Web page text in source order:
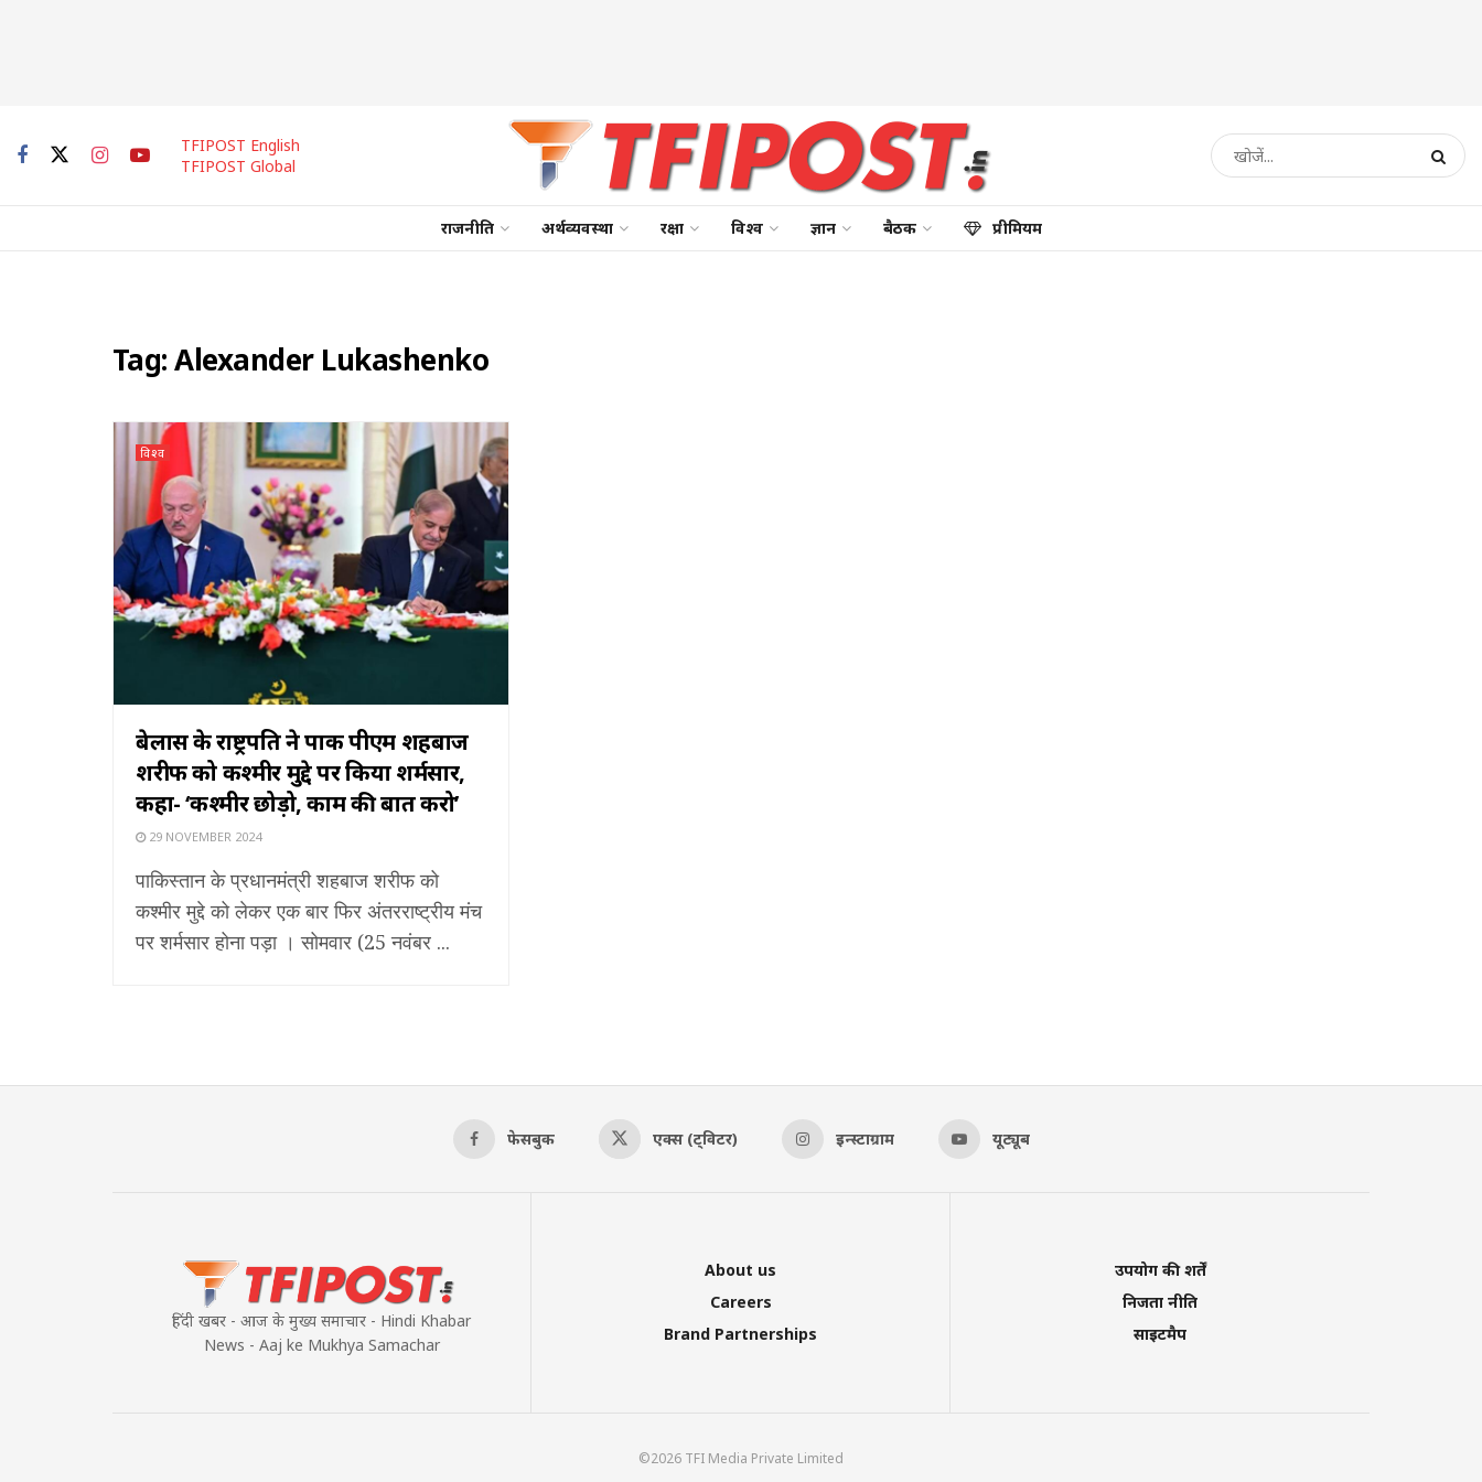
TFIPOST English
TFIPOST Global
राजनीति अर्थव्यवस्था रक्षा विश्व ज्ञान बैठक प्रीमियम
Tag:Alexander Lukashenko
विश्व
बेलारूस के राष्ट्रपति ने पाक पीएम शहबाज
शरीफ को कश्मीर मुद्दे पर किया शर्मसार,
कहा- ‘कश्मीर छोड़ो, काम की बात करो’
29 NOVEMBER 2024
पाकिस्तान के प्रधानमंत्री शहबाज शरीफ को
कश्मीर मुद्दे को लेकर एक बार फिर अंतरराष्ट्रीय मंच
पर शर्मसार होना पड़ा । सोमवार (25 नवंबर ...
फेसबुक एक्स (ट्विटर) इन्स्टाग्राम यूट्यूब
हिंदी खबर - आज के मुख्य समाचार - Hindi Khabar
News - Aaj ke Mukhya Samachar
About us
Careers
Brand Partnerships
उपयोग की शर्तें
निजता नीति
साइटमैप
©2026 TFI Media Private Limited